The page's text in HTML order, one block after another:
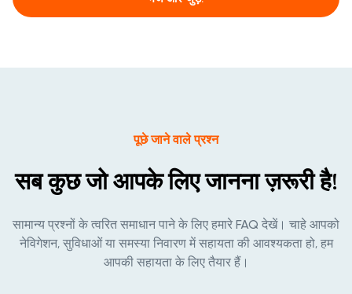
पूछे जाने वाले प्रश्न
सब कुछ जो आपके लिए जानना ज़रूरी है!
सामान्य प्रश्नों के त्वरित समाधान पाने के लिए हमारे FAQ देखें। चाहे आपको
नेविगेशन, सुविधाओं या समस्या निवारण में सहायता की आवश्यकता हो, हम
आपकी सहायता के लिए तैयार हैं।